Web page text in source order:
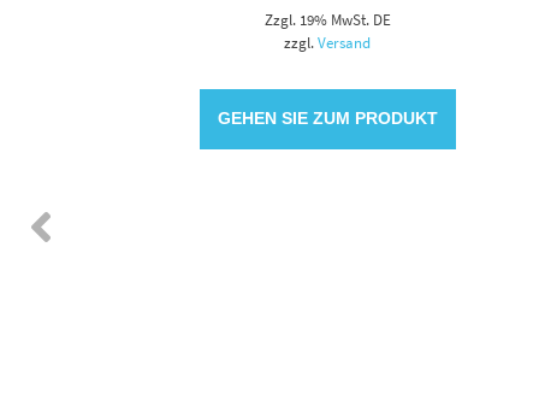
Zzgl. 19% MwSt. DE
zzgl.Versand
GEHEN SIE ZUM PRODUKT